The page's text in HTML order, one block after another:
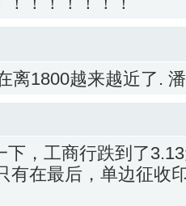
离1800越来越近了.
下，工商行跌到了
有在最后，单边征收